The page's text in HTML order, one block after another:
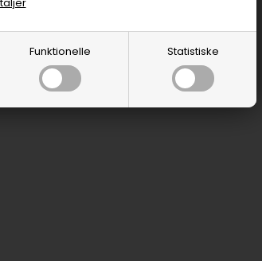
Funktionelle Statistiske